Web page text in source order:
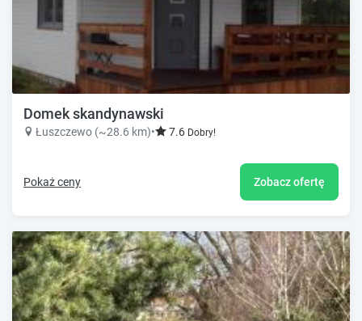
Domek skandynawski
Łuszczewo (~28.6 km)• 7.6 Dobry!
Pokaż ceny Zobacz ofertę